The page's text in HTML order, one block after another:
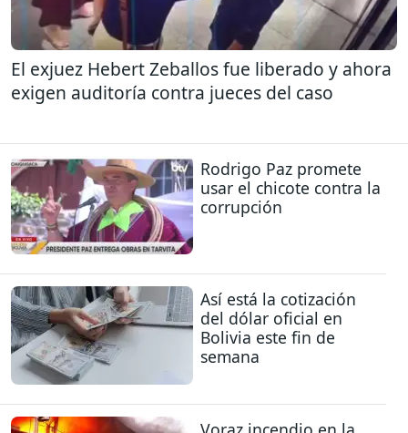
El exjuez Hebert Zeballos fue liberado y ahora
exigen auditoría contra jueces del caso
Rodrigo Paz promete
usar el chicote contra la
corrupción
Así está la cotización
del dólar oficial en
Bolivia este fin de
semana